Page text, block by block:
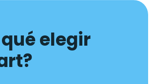
qué elegir